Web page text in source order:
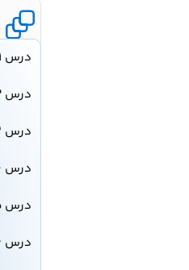
درس ۱: زبان برنامه نویسی پایتون چیست؟
درس ۲: مبانی پایتون ۳
درس ۳: کلیدواژه‌ های پایتون – بخش اول
درس ۴: کلیدواژه‌ های پایتون – بخش دوم
درس ۵: فضاهای نام و دامنه متغیرها در پایتون
درس ۶: دستور، تورفتگی و کامنت در پایتون